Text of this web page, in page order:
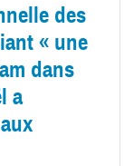
des
« une
dans
a